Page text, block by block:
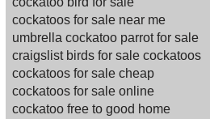
cockatoos for sale near me
umbrella cockatoo parrot for sale
craigslist birds for sale cockatoos
cockatoos for sale cheap
cockatoos for sale online
cockatoo free to good home